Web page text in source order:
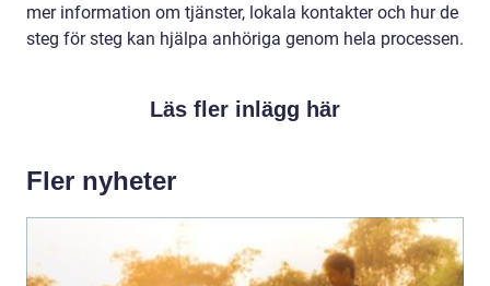
mer information om tjänster, lokala kontakter och hur de
steg för steg kan hjälpa anhöriga genom hela processen.
Läs fler inlägg här
Fler nyheter